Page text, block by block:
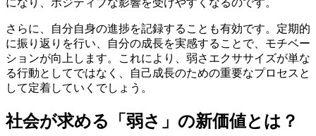
さらに、自分自身の進捗を記録することも有効です。定期的
に振り返りを行い、自分の成長を実感することで、モチベー
ションが向上します。これにより、弱さエクササイズが単な
る行動としてではなく、自己成長のための重要なプロセスと
して定着していくでしょう。
社会が求める「弱さ」の新価値とは？